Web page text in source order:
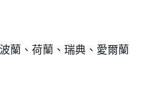
蘭、荷蘭、瑞典、愛爾蘭